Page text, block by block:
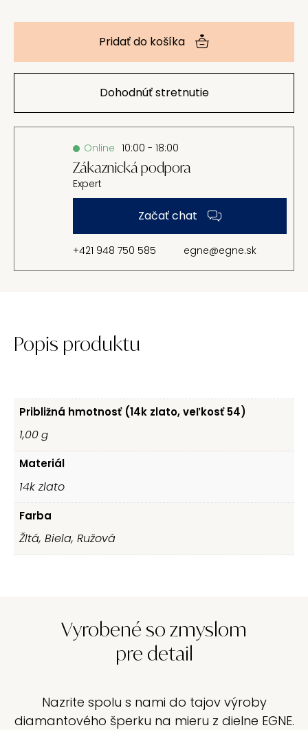
Pridať do košíka
Dohodnúť stretnutie
Online 10:00 - 18:00
Zákaznická podpora
Expert
Začať chat
+421 948 750 585 egne@egne.sk
Popis produktu
Približná hmotnosť (14k zlato, veľkosť 54)
1,00g
Materiál
14k zlato
Farba
Žltá, Biela, Ružová
Vyrobené so zmyslom
pre detail
Nazrite spolu s nami do tajov výroby
diamantového šperku na mieru z dielne EGNE.